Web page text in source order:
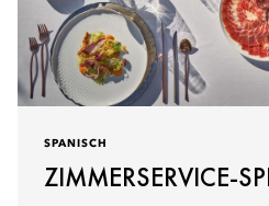
SPANISCH
ZIMMERSERVICE-